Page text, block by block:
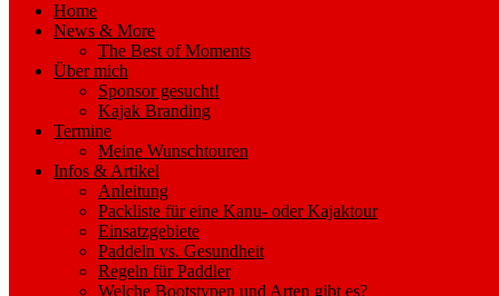
Home
News & More
The Best of Moments
Über mich
Sponsor gesucht!
Kajak Branding
Termine
Meine Wunschtouren
Infos & Artikel
Anleitung
Packliste für eine Kanu- oder Kajaktour
Einsatzgebiete
Paddeln vs. Gesundheit
Regeln für Paddler
Welche Bootstypen und Arten gibt es?